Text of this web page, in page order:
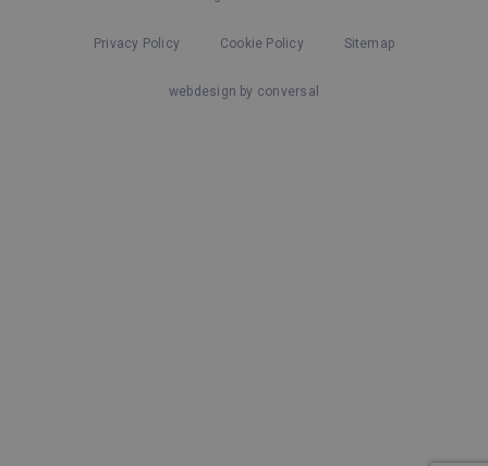
Privacy Policy Cookie Policy Sitemap
webdesign by conversal